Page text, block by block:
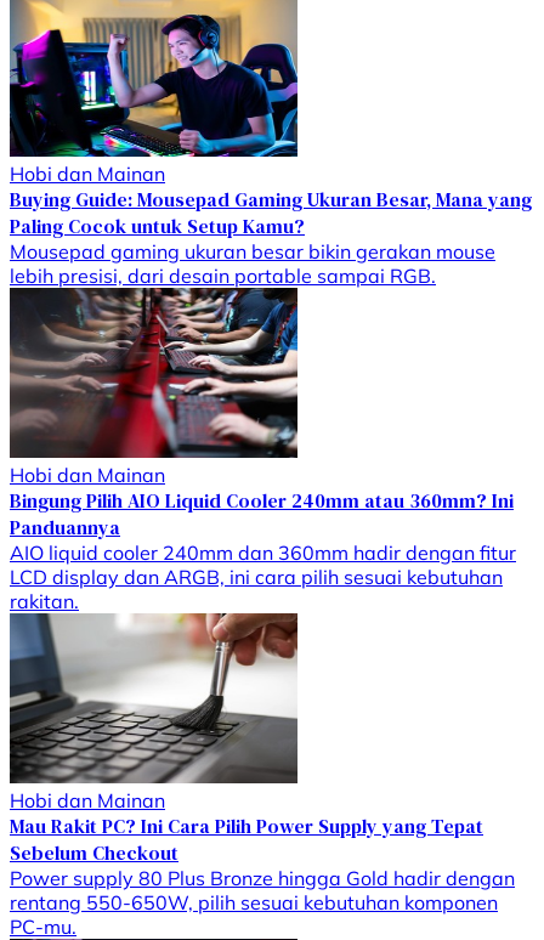
Hobi dan Mainan
Buying Guide: Mousepad Gaming Ukuran Besar, Mana yang
Paling Cocok untuk Setup Kamu?
Mousepad gaming ukuran besar bikin gerakan mouse
lebih presisi, dari desain portable sampai RGB.
Hobi dan Mainan
Bingung Pilih AIO Liquid Cooler 240mm atau 360mm? Ini
Panduannya
AIO liquid cooler 240mm dan 360mm hadir dengan fitur
LCD display dan ARGB, ini cara pilih sesuai kebutuhan
rakitan.
Hobi dan Mainan
Mau Rakit PC? Ini Cara Pilih Power Supply yang Tepat
Sebelum Checkout
Power supply 80 Plus Bronze hingga Gold hadir dengan
rentang 550-650W, pilih sesuai kebutuhan komponen
PC-mu.